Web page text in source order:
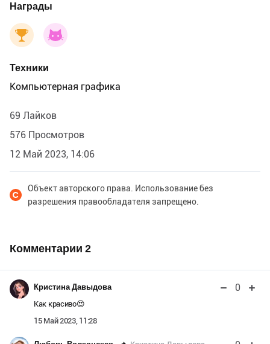
Награды
Техники
Компьютерная графика
69 Лайков
576 Просмотров
12 Май 2023, 14:06
Объект авторского права. Использование без
разрешения правообладателя запрещено.
Комментарии 2
Кристина Давыдова 0
Как красиво😍
15 Май 2023, 11:28